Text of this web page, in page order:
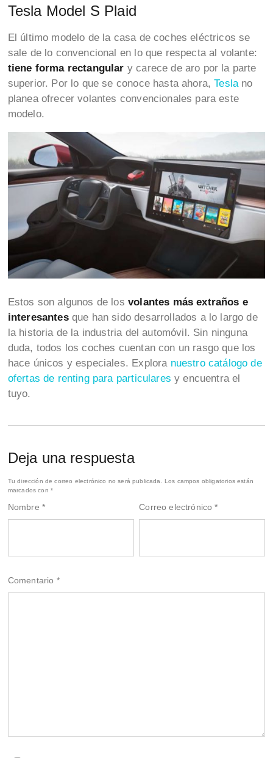
Tesla Model S Plaid
El último modelo de la casa de coches eléctricos se
sale de lo convencional en lo que respecta al volante:
tiene forma rectangular y carece de aro por la parte
superior. Por lo que se conoce hasta ahora,Tesla no
planea ofrecer volantes convencionales para este
modelo.
Estos son algunos de los volantes más extraños e
interesantesque han sido desarrollados a lo largo de
la historia de la industria del automóvil. Sin ninguna
duda, todos los coches cuentan con un rasgo que los
hace únicos y especiales. Explora nuestro catálogo de
ofertas de renting para particulares y encuentra el
tuyo.
Deja una respuesta
Tu dirección de correo electrónico no será publicada.
Los campos obligatorios están
marcados con *
Nombre * Correo electrónico*
Comentario *